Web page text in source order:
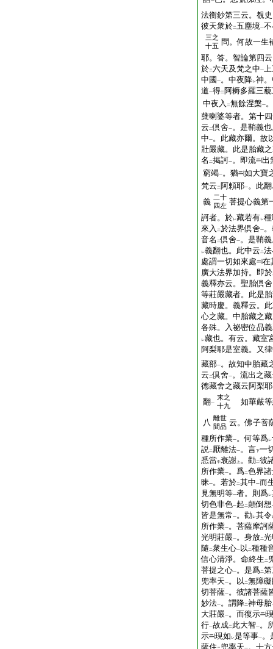
法衡鈔第三云。覩
彼天衆於二五塵境一不
三之
十五 問。何故一生
耶。答。智論第四
於二六天及梵之中一
中國 一。中夜降レ神
道一得二 阿耨多羅三
中夜入 二無餘涅槃一
蘖喇婆等者。第十
云 二倶舍一。是鞘義
中一。此藏亦爾。故
壯嚴藏。此是胎藏
名 二掲訶一。即流
出
窮竭一。猶
如大寶
梵云 二 阿頼耶一。此
義 二十
四左 菩提心義第
訶者。於レ藏若有レ
來入 二於法界倶舍一
音名 二倶舍一。是鞘
レ義翻也。此中云 二
處謂一切如來處
在
廣大法界加持。即於
義釋亦云。聖胎倶
等莊嚴藏者。此是
藏時慶。義釋云。
心之藏。中胎藏之
各殊。入祕密位品
レ藏也。有云。藏室
阿梨耶是室義。又
藏部一。故知中胎藏
云 二倶舍一。流出之
徳藏舍之藏云阿梨耶
翻一
末之
十九
如華嚴等
八 離世
間品 云。佛子菩
種所作業一。何等爲レ
説二 厭離法一。言下一
悉當中衰謝 上 。勸二彼
所作業一。爲二色界
昧一。若於二其中一而
見無明等一者。則爲レ
切色非色一起 二顛倒想
皆是無常一。勸レ其令
所作業一。菩薩摩訶
光明莊嚴一。身放二
隨 二衆生心一 以 二種種
信心清淨。命終生 二
菩提之心一。是爲二
兜率天一。以 二無障
切菩薩一。彼諸菩薩
妙法一。謂降二神母胎
大莊嚴一。而復示
行一故成二 此大智一。
示
現如 レ是等事一。
薩住 兜率天 。十